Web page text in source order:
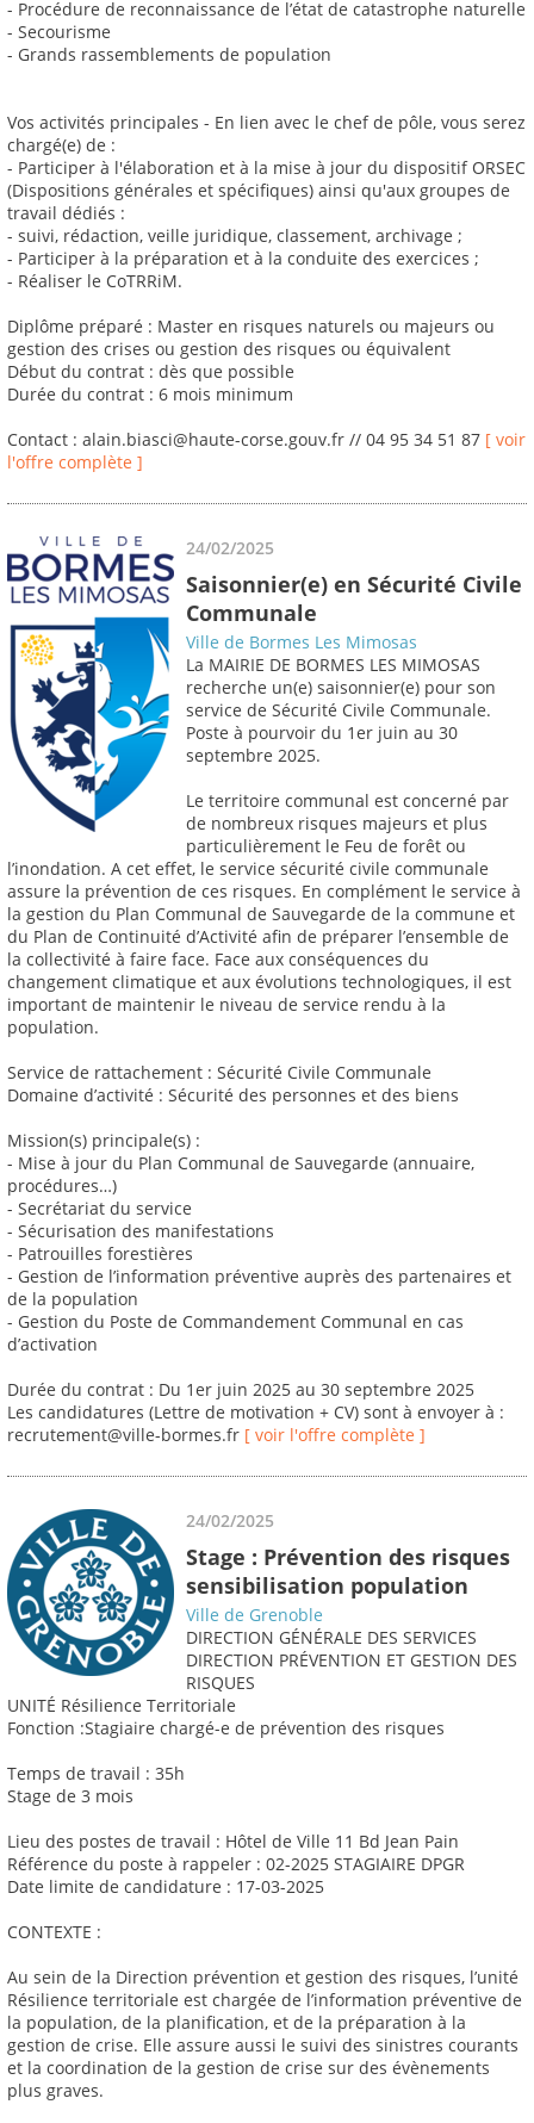
- Procédure de reconnaissance de l’état de catastrophe naturelle
- Secourisme
- Grands rassemblements de population
Vos activités principales - En lien avec le chef de pôle, vous serez
chargé(e) de :
- Participer à l'élaboration et à la mise à jour du dispositif ORSEC
(Dispositions générales et spécifiques) ainsi qu'aux groupes de
travail dédiés :
- suivi, rédaction, veille juridique, classement, archivage ;
- Participer à la préparation et à la conduite des exercices ;
- Réaliser le CoTRRiM.
Diplôme préparé : Master en risques naturels ou majeurs ou
gestion des crises ou gestion des risques ou équivalent
Début du contrat : dès que possible
Durée du contrat : 6 mois minimum
Contact : alain.biasci@haute-corse.gouv.fr // 04 95 34 51 87 [ voir
l'offre complète ]
24/02/2025
Saisonnier(e) en Sécurité Civile
Communale
Ville de Bormes Les Mimosas
La MAIRIE DE BORMES LES MIMOSAS
recherche un(e) saisonnier(e) pour son
service de Sécurité Civile Communale.
Poste à pourvoir du 1er juin au 30
septembre 2025.
Le territoire communal est concerné par
de nombreux risques majeurs et plus
particulièrement le Feu de forêt ou
l’inondation. A cet effet, le service sécurité civile communale
assure la prévention de ces risques. En complément le service à
la gestion du Plan Communal de Sauvegarde de la commune et
du Plan de Continuité d’Activité afin de préparer l’ensemble de
la collectivité à faire face. Face aux conséquences du
changement climatique et aux évolutions technologiques, il est
important de maintenir le niveau de service rendu à la
population.
Service de rattachement : Sécurité Civile Communale
Domaine d’activité : Sécurité des personnes et des biens
Mission(s) principale(s) :
- Mise à jour du Plan Communal de Sauvegarde (annuaire,
procédures…)
- Secrétariat du service
- Sécurisation des manifestations
- Patrouilles forestières
- Gestion de l’information préventive auprès des partenaires et
de la population
- Gestion du Poste de Commandement Communal en cas
d’activation
Durée du contrat : Du 1er juin 2025 au 30 septembre 2025
Les candidatures (Lettre de motivation + CV) sont à envoyer à :
recrutement@ville-bormes.fr [ voir l'offre complète ]
24/02/2025
Stage : Prévention des risques
sensibilisation population
Ville de Grenoble
DIRECTION GÉNÉRALE DES SERVICES
DIRECTION PRÉVENTION ET GESTION DES
RISQUES
UNITÉ Résilience Territoriale
Fonction :Stagiaire chargé-e de prévention des risques
Temps de travail : 35h
Stage de 3 mois
Lieu des postes de travail : Hôtel de Ville 11 Bd Jean Pain
Référence du poste à rappeler : 02-2025 STAGIAIRE DPGR
Date limite de candidature : 17-03-2025
CONTEXTE :
Au sein de la Direction prévention et gestion des risques, l’unité
Résilience territoriale est chargée de l’information préventive de
la population, de la planification, et de la préparation à la
gestion de crise. Elle assure aussi le suivi des sinistres courants
et la coordination de la gestion de crise sur des évènements
plus graves.